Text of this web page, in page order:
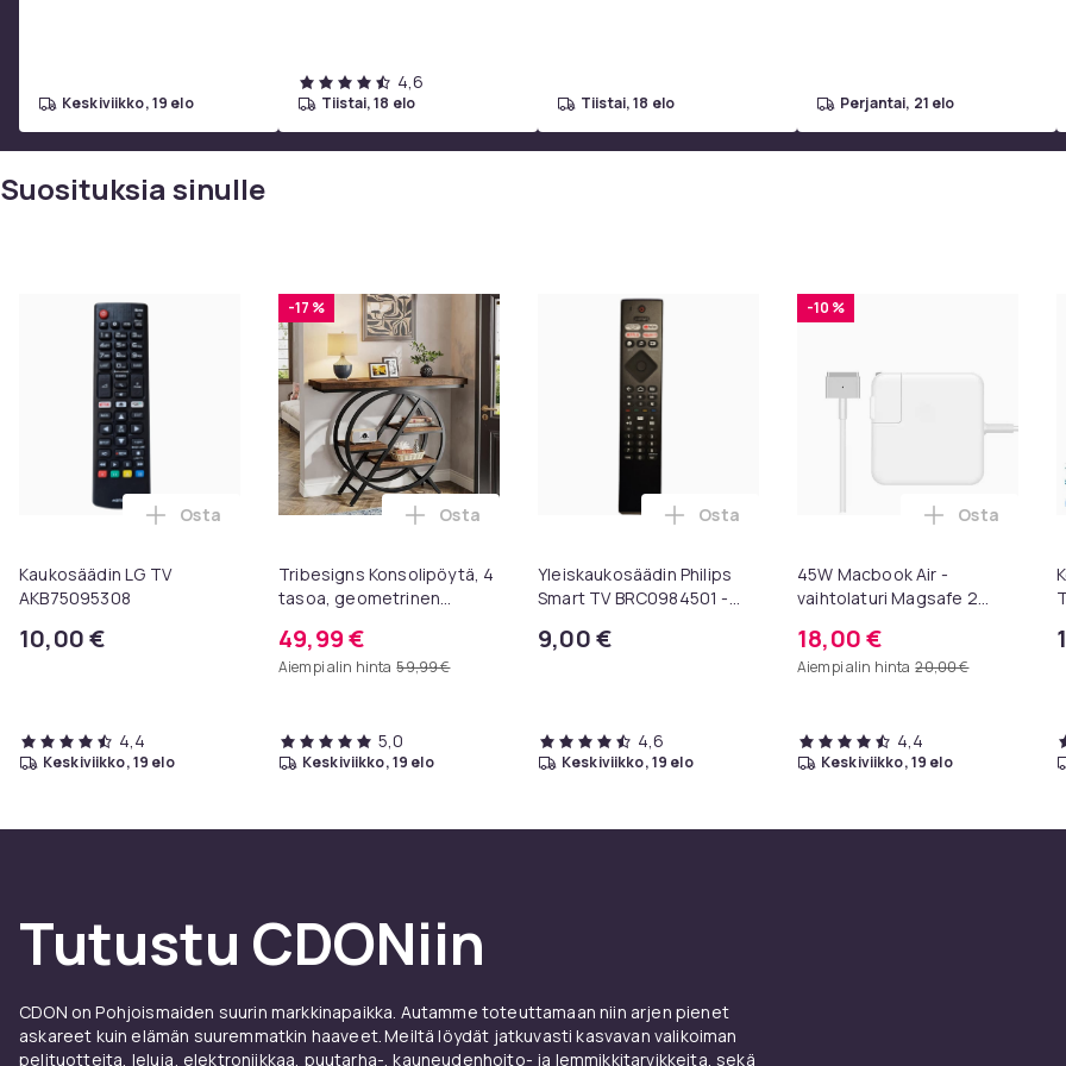
keskiviikko, 19 elo
4,6
tiistai, 18 elo tiistai, 18 elo perjantai, 21 elo
Suosituksia sinulle
Kaukosäädin LG TV
AKB75095308
10,00 €
Lisää Kaukosäädin LG TV AKB75095308 ostoskoriin
Osta
4,4
keskiviikko, 19 elo
-17 %
Tribesigns Konsolipöytä, 4
tasoa, geometrinen
cm, eteispöytä, sivupöytä,
sohvapöytä
49,99 €
Aiempi alin hinta 59,99 €
Lisää Tribesigns Konsolipöytä, 4 tasoa, geometrinen metallirunko, 100
Osta
5,0
keskiviikko, 19 elo
Yleiskaukosäädin Philips
Smart TV BRC0984501 -
9,00 €
Lisää Yleiskaukosäädin Philips Smart TV
Osta
4,6
keskiviikko, 19 elo
-10 %
45W Macbook Air -
vaihtolaturi Magsafe 2
18,00 €
Aiempi alin hinta 20,00 €
Lisää 45W
Osta
4,4
keskiviikko, 19 elo
Tutustu CDONiin
CDON on Pohjoismaiden suurin markkinapaikka. Autamme toteuttamaan niin arjen pienet
askareet kuin elämän suuremmatkin haaveet. Meiltä löydät jatkuvasti kasvavan valikoiman
pelituotteita, leluja, elektroniikkaa, puutarha-, kauneudenhoito- ja lemmikkitarvikkeita, sekä